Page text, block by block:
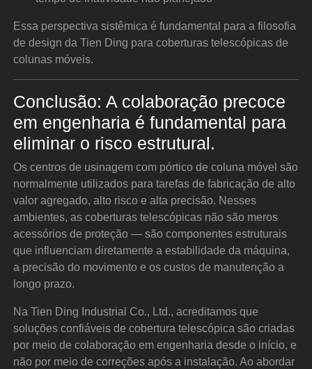
Essa perspectiva sistêmica é fundamental para a filosofia
de design da Tien Ding para coberturas telescópicas de
colunas móveis.
Conclusão: A colaboração precoce
em engenharia é fundamental para
eliminar o risco estrutural.
Os centros de usinagem com pórtico de coluna móvel são
normalmente utilizados para tarefas de fabricação de alto
valor agregado, alto risco e alta precisão. Nesses
ambientes, as coberturas telescópicas não são meros
acessórios de proteção — são componentes estruturais
que influenciam diretamente a estabilidade da máquina,
a precisão do movimento e os custos de manutenção a
longo prazo.
Na Tien Ding Industrial Co., Ltd., acreditamos que
soluções confiáveis de cobertura telescópica são criadas
por meio de colaboração em engenharia desde o início, e
não por meio de correções após a instalação. Ao abordar